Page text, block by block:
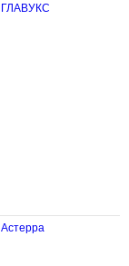
ГЛАВУКС
Астерра